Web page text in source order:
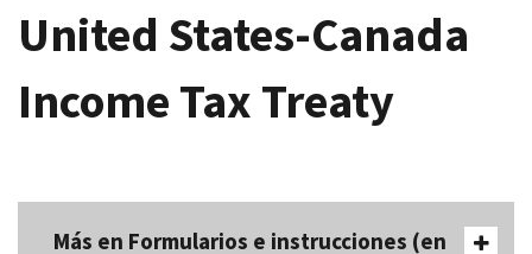
United States-Canada
Income Tax Treaty
Más en Formularios e instrucciones (en